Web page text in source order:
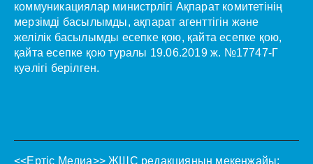
коммуникациялар министрлігі Ақпарат комитетінің
мерзімді басылымды, ақпарат агенттігін және
желілік басылымды есепке қою, қайта есепке қою,
қайта есепке қою туралы 19.06.2019 ж. №17747-Г
куәлігі берілген.
<<Ертіс Медиа>> ЖШС редакцияның мекенжайы: